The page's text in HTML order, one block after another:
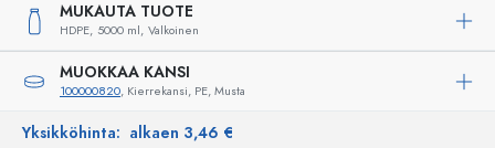
MUKAUTA TUOTE
HDPE, 5000 ml, Valkoinen
MUOKKAA KANSI
100000820, Kierrekansi, PE, Musta
Yksikköhinta: alkaen 3,46 €